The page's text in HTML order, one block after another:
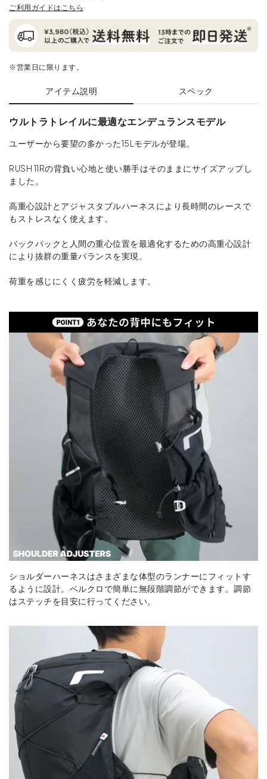
ご利用ガイドはこちら
※営業日に限ります。
アイテム説明 スペック
ウルトラトレイルに最適なエンデュランスモデル
ユーザーから要望の多かった15Lモデルが登場。
RUSH 11Rの背負い心地と使い勝手はそのままにサイズアップし
ました。
高重心設計とアジャスタブルハーネスにより長時間のレースで
もストレスなく使えます。
バックパックと人間の重心位置を最適化するための高重心設計
により抜群の重量バランスを実現。
荷重を感じにくく疲労を軽減します。
ショルダーハーネスはさまざまな体型のランナーにフィットす
るように設計。ベルクロで簡単に無段階調節ができます。調節
はステッチを目安に行ってください。